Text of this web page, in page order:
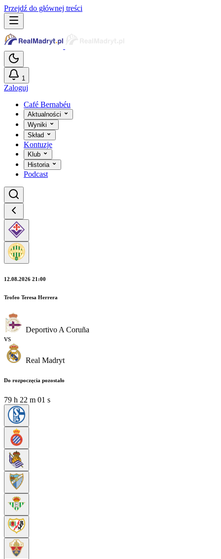
Przejdź do głównej treści
1
Zaloguj
Café Bernabéu
Aktualności
Wyniki
Skład
Kontuzje
Klub
Historia
Podcast
12.08.2026 21:00
Trofeo Teresa Herrera
Deportivo A Coruña
vs
Real Madryt
Do rozpoczęcia pozostało
79 h 21 m 59 s